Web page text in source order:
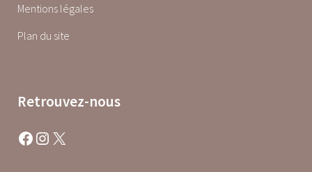
Mentions légales
Plan du site
Retrouvez-nous
Facebook Instagram X